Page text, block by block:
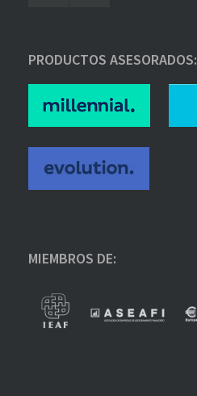
PRODUCTOS ASESORADOS:
MIEMBROS DE: